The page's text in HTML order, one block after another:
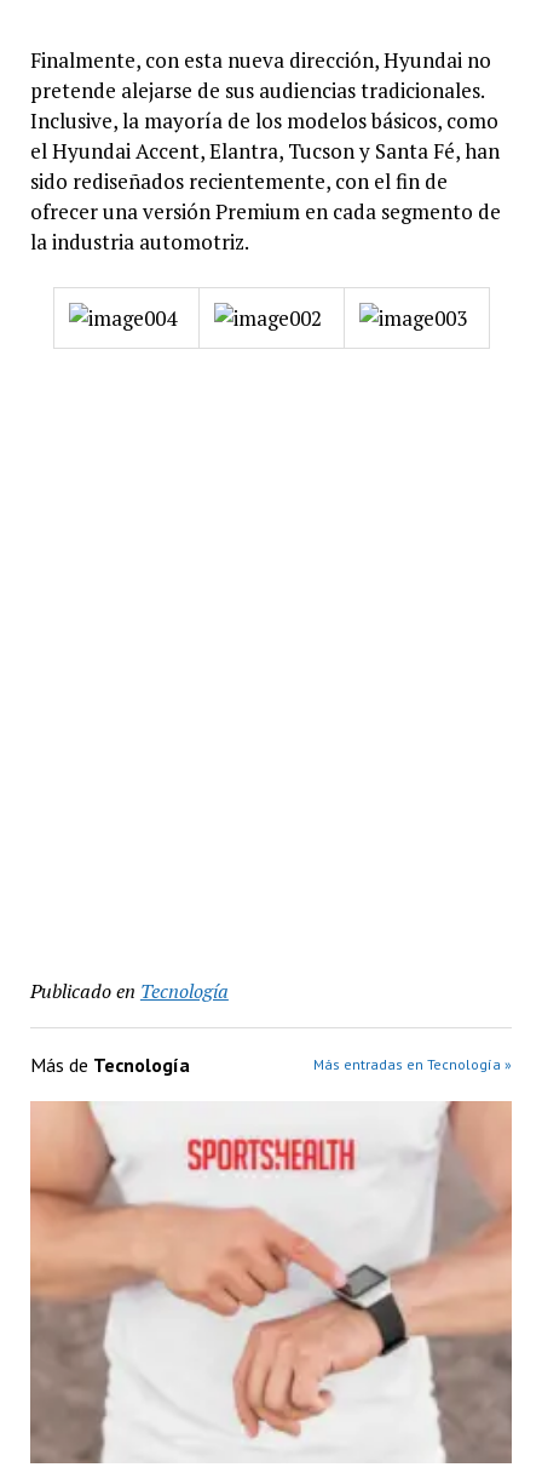
Finalmente, con esta nueva dirección, Hyundai no
pretende alejarse de sus audiencias tradicionales.
Inclusive, la mayoría de los modelos básicos, como
el Hyundai Accent, Elantra, Tucson y Santa Fé, han
sido rediseñados recientemente, con el fin de
ofrecer una versión Premium en cada segmento de
la industria automotriz.
Publicado en Tecnología
Más de Tecnología Más entradas en Tecnología »